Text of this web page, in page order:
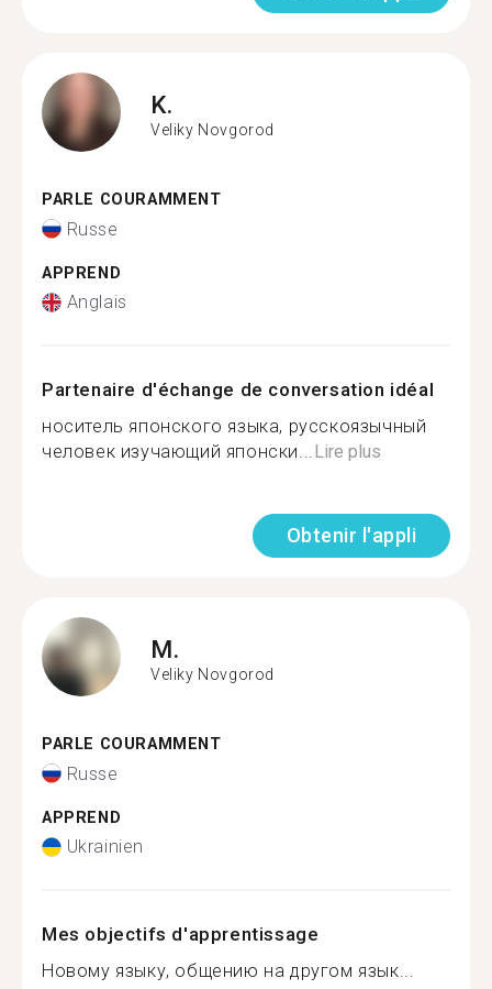
K.
Veliky Novgorod
PARLE COURAMMENT
Russe
APPREND
Anglais
Partenaire d'échange de conversation idéal
носитель японского языка, русскоязычный
человек изучающий японски...Lire plus
Obtenir l'appli
M.
Veliky Novgorod
PARLE COURAMMENT
Russe
APPREND
Ukrainien
Mes objectifs d'apprentissage
Новому языку, общению на другом язык...